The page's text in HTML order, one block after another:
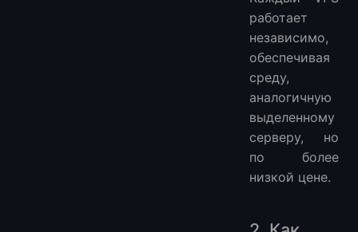
работает
независимо,
обеспечивая
среду,
аналогичную
выделенному
серверу, но
по более
низкой цене.